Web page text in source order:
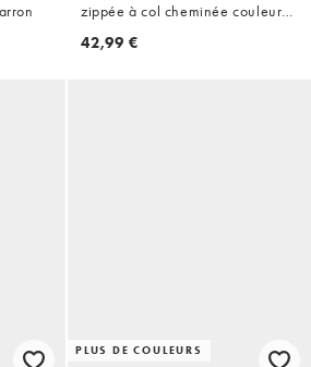
zippée à col cheminée couleur
pierre
42,99 €
PLUS DE COULEURS